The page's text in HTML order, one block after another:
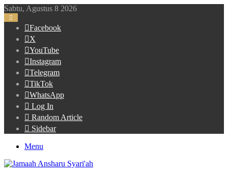
Sabtu, Agustus 8 2026
Facebook
X
YouTube
Instagram
Telegram
TikTok
WhatsApp
Log In
Random Article
Sidebar
Menu